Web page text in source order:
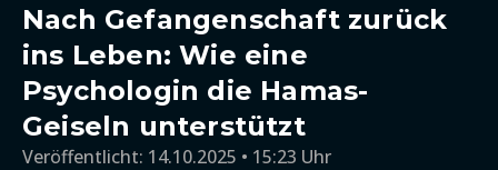
Nach Gefangenschaft zurück
ins Leben: Wie eine
Psychologin die Hamas-
Geiseln unterstützt
Veröffentlicht: 14.10.2025 • 15:23 Uhr